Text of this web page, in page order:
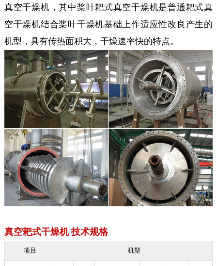
真空干燥机，其中桨叶耙式真空干燥机是普通耙式真
空干燥机结合桨叶干燥机基础上作适应性改良产生的
机型，具有传热面积大，干燥速率快的特点。
真空耙式干燥机 技术规格
项目 机型